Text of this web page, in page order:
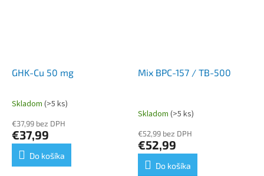
GHK-Cu 50 mg
Priemerné
produktu
je
5,0
Skladom (>5 ks)
€37,99 bez DPH
€37,99
Do košíka
Mix BPC-157 / TB-500
Skladom (>5 ks)
€52,99 bez DPH
€52,99
Do košíka